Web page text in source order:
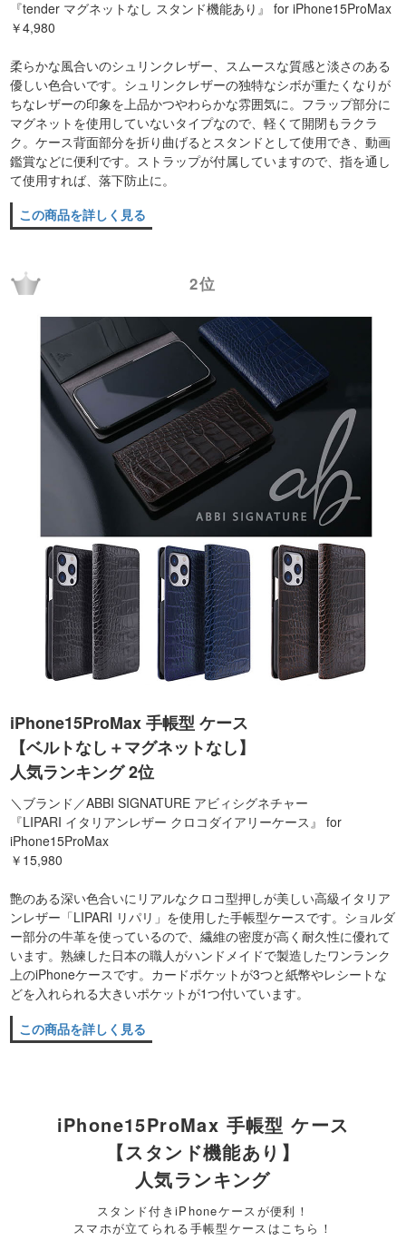
『tender マグネットなし スタンド機能あり』 for iPhone15ProMax
￥4,980
柔らかな風合いのシュリンクレザー、スムースな質感と淡さのある
優しい色合いです。シュリンクレザーの独特なシボが重たくなりが
ちなレザーの印象を上品かつやわらかな雰囲気に。フラップ部分に
マグネットを使用していないタイプなので、軽くて開閉もラクラ
ク。ケース背面部分を折り曲げるとスタンドとして使用でき、動画
鑑賞などに便利です。ストラップが付属していますので、指を通し
て使用すれば、落下防止に。
この商品を詳しく見る
2位
iPhone15ProMax 手帳型 ケース
【ベルトなし＋マグネットなし】
人気ランキング 2位
＼ブランド／ABBI SIGNATURE アビィシグネチャー
『LIPARI イタリアンレザー クロコダイアリーケース』 for
iPhone15ProMax
￥15,980
艶のある深い色合いにリアルなクロコ型押しが美しい高級イタリア
ンレザー「LIPARI リパリ」を使用した手帳型ケースです。ショルダ
ー部分の牛革を使っているので、繊維の密度が高く耐久性に優れて
います。熟練した日本の職人がハンドメイドで製造したワンランク
上のiPhoneケースです。カードポケットが3つと紙幣やレシートな
どを入れられる大きいポケットが1つ付いています。
この商品を詳しく見る
iPhone15ProMax 手帳型 ケース
【スタンド機能あり】
人気ランキング
スタンド付きiPhoneケースが便利！
スマホが立てられる手帳型ケースはこちら！